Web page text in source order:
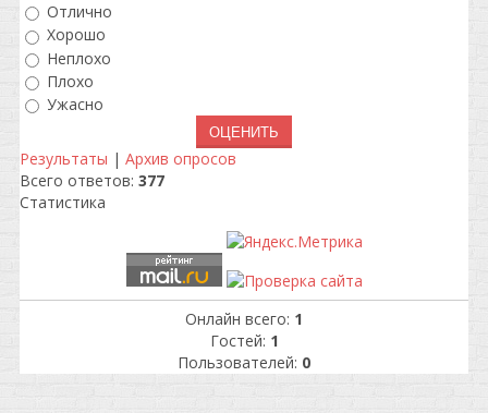
Отлично
Хорошо
Неплохо
Плохо
Ужасно
Результаты | Архив опросов
Всего ответов: 377
Статистика
Онлайн всего: 1
Гостей: 1
Пользователей: 0